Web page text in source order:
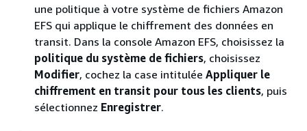
une politique à votre système de fichiers Amazon
EFS qui applique le chiffrement des données en
transit. Dans la console Amazon EFS, choisissez la
politique du système de fichiers, choisissez
Modifier, cochez la case intitulée Appliquer le
chiffrement en transit pour tous les clients, puis
sélectionnez Enregistrer.